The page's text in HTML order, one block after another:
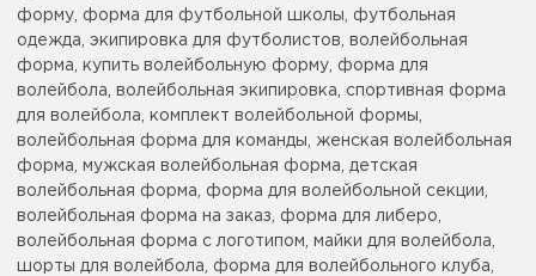
форму, форма для футбольной школы, футбольная
одежда, экипировка для футболистов, волейбольная
форма, купить волейбольную форму, форма для
волейбола, волейбольная экипировка, спортивная форма
для волейбола, комплект волейбольной формы,
волейбольная форма для команды, женская волейбольная
форма, мужская волейбольная форма, детская
волейбольная форма, форма для волейбольной секции,
волейбольная форма на заказ, форма для либеро,
волейбольная форма с логотипом, майки для волейбола,
шорты для волейбола, форма для волейбольного клуба,